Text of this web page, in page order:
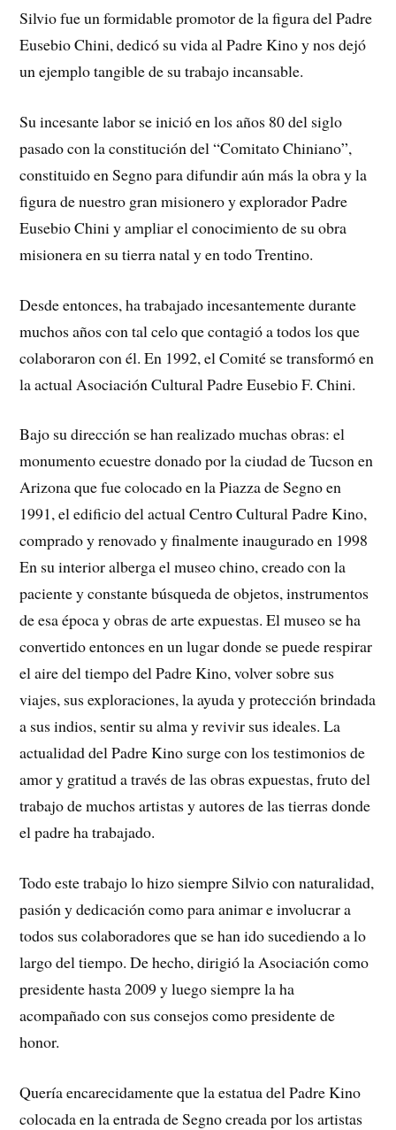
Silvio fue un formidable promotor de la figura del Padre
Eusebio Chini, dedicó su vida al Padre Kino y nos dejó
un ejemplo tangible de su trabajo incansable.
Su incesante labor se inició en los años 80 del siglo
pasado con la constitución del “Comitato Chiniano”,
constituido en Segno para difundir aún más la obra y la
figura de nuestro gran misionero y explorador Padre
Eusebio Chini y ampliar el conocimiento de su obra
misionera en su tierra natal y en todo Trentino.
Desde entonces, ha trabajado incesantemente durante
muchos años con tal celo que contagió a todos los que
colaboraron con él. En 1992, el Comité se transformó en
la actual Asociación Cultural Padre Eusebio F. Chini.
Bajo su dirección se han realizado muchas obras: el
monumento ecuestre donado por la ciudad de Tucson en
Arizona que fue colocado en la Piazza de Segno en
1991, el edificio del actual Centro Cultural Padre Kino,
comprado y renovado y finalmente inaugurado en 1998
En su interior alberga el museo chino, creado con la
paciente y constante búsqueda de objetos, instrumentos
de esa época y obras de arte expuestas. El museo se ha
convertido entonces en un lugar donde se puede respirar
el aire del tiempo del Padre Kino, volver sobre sus
viajes, sus exploraciones, la ayuda y protección brindada
a sus indios, sentir su alma y revivir sus ideales. La
actualidad del Padre Kino surge con los testimonios de
amor y gratitud a través de las obras expuestas, fruto del
trabajo de muchos artistas y autores de las tierras donde
el padre ha trabajado.
Todo este trabajo lo hizo siempre Silvio con naturalidad,
pasión y dedicación como para animar e involucrar a
todos sus colaboradores que se han ido sucediendo a lo
largo del tiempo. De hecho, dirigió la Asociación como
presidente hasta 2009 y luego siempre la ha
acompañado con sus consejos como presidente de
honor.
Quería encarecidamente que la estatua del Padre Kino
colocada en la entrada de Segno creada por los artistas